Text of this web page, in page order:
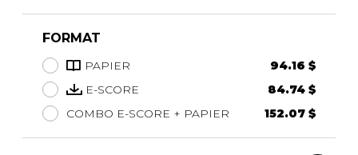
FORMAT
PAPIER
94.16 $
E-SCORE
84.74 $
COMBO E-SCORE + PAPIER
152.07 $